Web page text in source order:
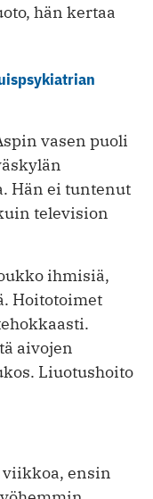
hän kertaa
vasen puoli
Hän ei tuntenut
television
ihmisiä,
Hoitotoimet
aivojen
Liuotushoito
viikkoa, ensin